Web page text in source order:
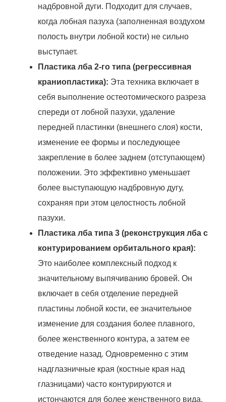
надбровной дуги. Подходит для случаев,
когда лобная пазуха (заполненная воздухом
полость внутри лобной кости) не сильно
выступает.
Пластика лба 2-го типа (регрессивная
краниопластика): Эта техника включает в
себя выполнение остеотомического разреза
спереди от лобной пазухи, удаление
передней пластинки (внешнего слоя) кости,
изменение ее формы и последующее
закрепление в более заднем (отступающем)
положении. Это эффективно уменьшает
более выступающую надбровную дугу,
сохраняя при этом целостность лобной
пазухи.
Пластика лба типа 3 (реконструкция лба с
контурированием орбитального края):
Это наиболее комплексный подход к
значительному выпячиванию бровей. Он
включает в себя отделение передней
пластины лобной кости, ее значительное
изменение для создания более плавного,
более женственного контура, а затем ее
отведение назад. Одновременно с этим
надглазничные края (костные края над
глазницами) часто контурируются и
истончаются для более женственного вида.